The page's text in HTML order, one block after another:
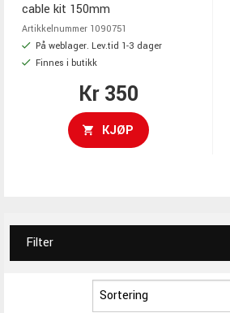
cable kit 150mm
Artikkelnummer 1090751
På weblager. Lev.tid 1-3 dager
Finnes i butikk
Kr 350
KJØP
Filter